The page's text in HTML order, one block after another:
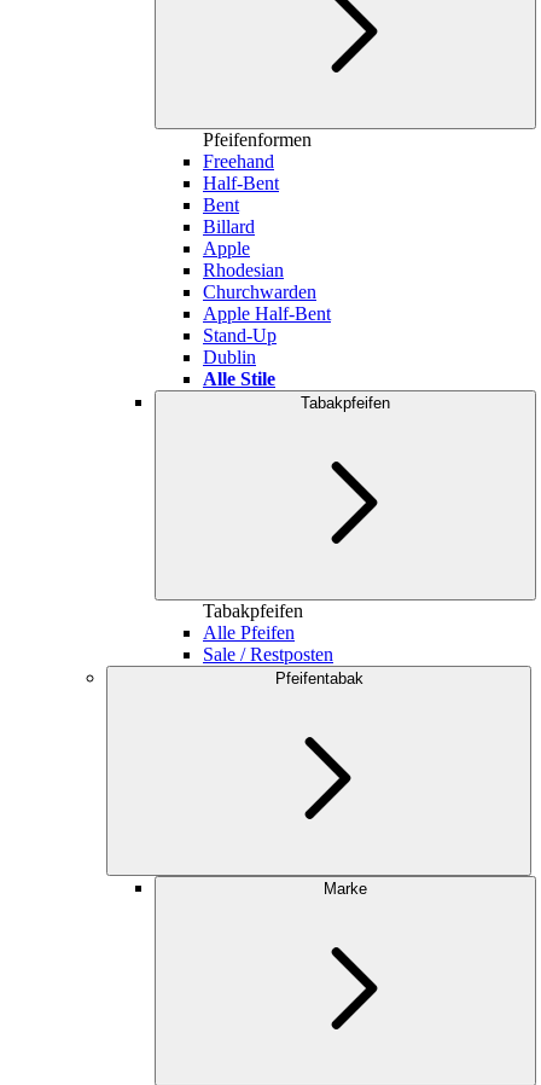
Pfeifenformen
Freehand
Half-Bent
Bent
Billard
Apple
Rhodesian
Churchwarden
Apple Half-Bent
Stand-Up
Dublin
Alle Stile
Tabakpfeifen
Tabakpfeifen
Alle Pfeifen
Sale / Restposten
Pfeifentabak
Marke